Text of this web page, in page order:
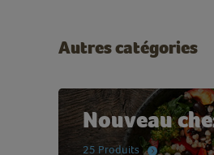
Autres catégories
Nouveau
25 Produits